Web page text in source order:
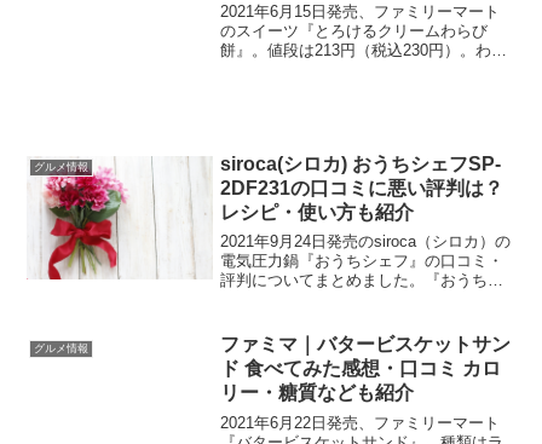
2021年6月15日発売、ファミリーマート
のスイーツ『とろけるクリームわらび
餅』。値段は213円（税込230円）。わら
グルメ情報
siroca(シロカ) おうちシェフSP-
2DF231の口コミに悪い評判は？
レシピ・使い方も紹介
2021年9月24日発売のsiroca（シロカ）の
電気圧力鍋『おうちシェフ』の口コミ・
評判についてまとめました。『おうちシ
しいこと、そして操作がシンプルで簡単
に作れると...
グルメ情報
ファミマ｜バタービスケットサン
ド 食べてみた感想・口コミ カロ
リー・糖質なども紹介
2021年6月22日発売、ファミリーマート